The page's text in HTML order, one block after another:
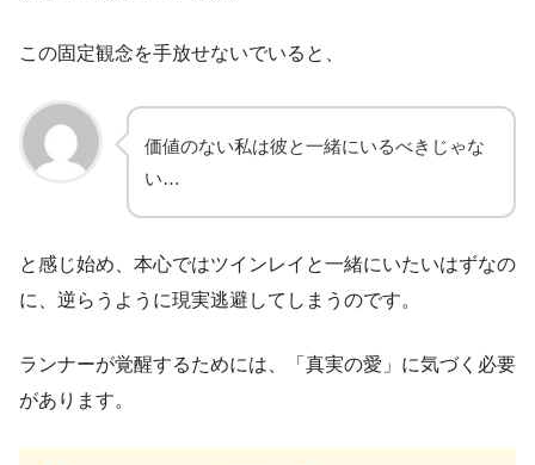
この固定観念を手放せないでいると、
価値のない私は彼と一緒にいるべきじゃな
い…
と感じ始め、本心ではツインレイと一緒にいたいはずなの
に、逆らうように現実逃避してしまうのです。
ランナーが覚醒するためには、「真実の愛」に気づく必要
があります。